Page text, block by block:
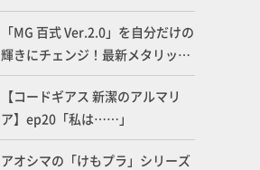
造形で登場！気になる仕様を試作
品の撮り下ろしでご紹介!!さらに
「大鉄人17」＆「ワンエイト」セ
ット情報もお届け！【超合金の
魂】
「MG 百式 Ver.2.0」を自分だけの
輝きにチェンジ！最新メタリック
塗料を使ってより金属感を増した
仕上がりに!!【試し読み】
【コードギアス 新潔のアルマリ
ア】ep20「私は……」
アオシマの「けもプラ」シリーズ